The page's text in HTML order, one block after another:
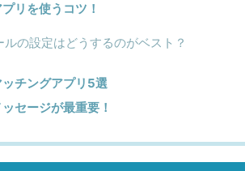
リを使うコツ！
の設定はどうするのがベスト？
チングアプリ5選
セージが最重要！